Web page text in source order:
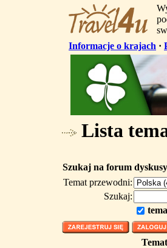
Informacje o krajach ·
Lista
Szukaj na forum
Temat przewodni:
Szukaj:
Temat